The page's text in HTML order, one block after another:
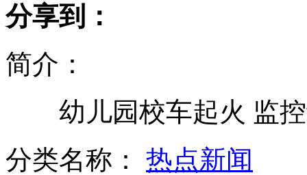
“世纪天象”“金星凌日”上演
分享到：
简介：
幼儿园校车起火 监控
分类名称： 热点新闻